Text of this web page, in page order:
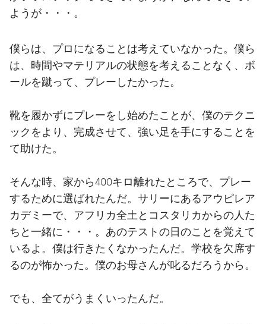
ようが・・・。
僕らは、プロになることは考えていなかった。僕ら
は、時間やマテリアルの状態を考えることなく、ボ
ールを蹴って、プレーしたかった。
靴を履かずにプレーをし始めたことが、僕のテクニ
ックをより、完成させて、強い足を手にすることを
て助けた。
そんな時、家から400キロ離れたところで、プレー
するために選ばれたんだ。サリーにあるアウピレア
カデミーで、アフリカ全土とコスタリカからの人た
ちと一緒に・・・。あのテストの日のことを覚えて
いるよ。僕は行きたくなかったんだ。学校を欠席す
るのが怖かった。僕のお母さんが叱るだろうから。
でも、全てがうまくいったんだ。